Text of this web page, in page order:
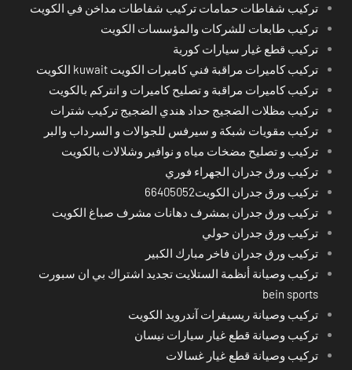
تركيب شفاطات حمامات تركيب شفاطات مداخن في الكويت
تركيب طابعات للشركات والمؤسسات الكويت
تركيب قطع غيار سيارات كورية
تركيب كاميرات مراقبة فني كاميرات الكويت kuwait الكويت
تركيب كاميرات مراقبة و تصليح كاميرات و انتركم بالكويت
تركيب مظلات الضجيج حداد هندي الضجيج تركيب شترات
تركيب مقويات شبكة و سيرفس للجوالات و السرداب والبر
تركيب و تصليح مضخات مياه و نوافير وشلالات بالكويت
تركيب ورق جدران الجهراء فوري
تركيب ورق جدران الكويت66405052
تركيب ورق جدران بمشرف دهانات مشرف صباغ الكويت
تركيب ورق جدران حولي
تركيب ورق جدران فاخر مبارك الكبير
تركيب وصيانة أنظمة الستلايت تجديد اشتراك بي ان سبورت
bein sports
تركيب وصيانة ريسيفرات آندرويد الكويت
تركيب وصيانة قطع غيار سيارات نيسان
تركيب وصيانة قطع غيار غسالات